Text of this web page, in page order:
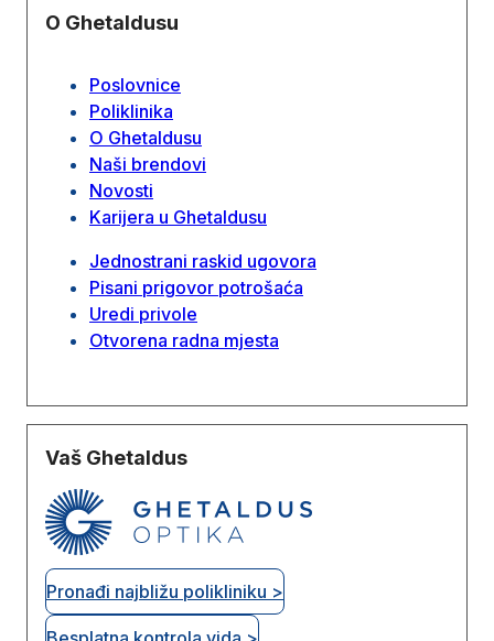
O Ghetaldusu
Poslovnice
Poliklinika
O Ghetaldusu
Naši brendovi
Novosti
Karijera u Ghetaldusu
Jednostrani raskid ugovora
Pisani prigovor potrošaća
Uredi privole
Otvorena radna mjesta
Vaš Ghetaldus
Pronađi najbližu polikliniku >